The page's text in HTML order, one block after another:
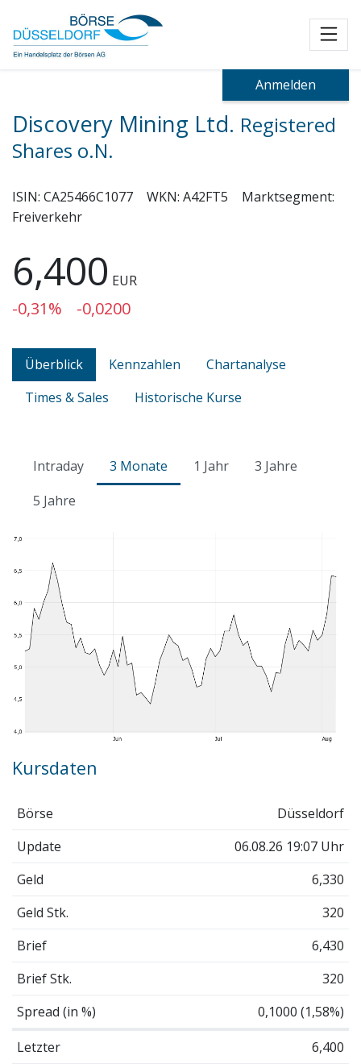
Anmelden
Discovery Mining Ltd. Registered
Shares o.N.
ISIN: CA25466C1077 WKN: A42FT5
Marktsegment:
Freiverkehr
6,400 EUR
-0,31% -0,0200
Überblick Kennzahlen
Chartanalyse
Times & Sales
Historische Kurse
Intraday 3 Monate 1 Jahr
3 Jahre
5 Jahre
Kursdaten
Börse
Düsseldorf
Update
06.08.26 19:07 Uhr
Geld
6,330
Geld Stk.
320
Brief
6,430
Brief Stk.
320
Spread (in %)
0,1000 (1,58%)
Letzter
6,400